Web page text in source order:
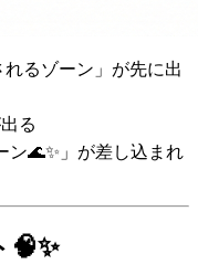
るゾーン」が先に出
る
ン🌊✨」が差し込まれ
🧠✨